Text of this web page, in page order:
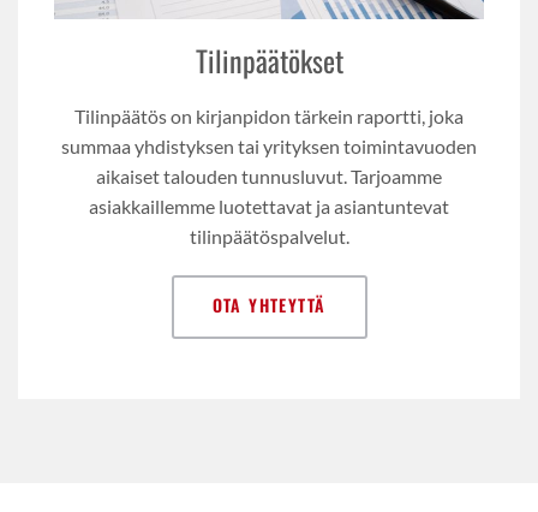
Tilinpäätökset
Tilinpäätös on kirjanpidon tärkein raportti, joka
summaa yhdistyksen tai yrityksen toimintavuoden
aikaiset talouden tunnusluvut. Tarjoamme
asiakkaillemme luotettavat ja asiantuntevat
tilinpäätöspalvelut.
OTA YHTEYTTÄ